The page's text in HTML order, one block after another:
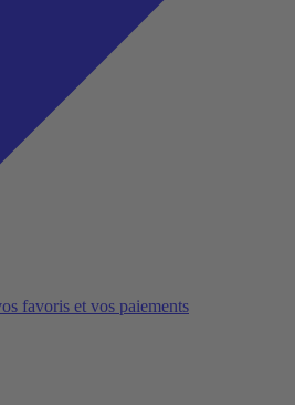
favoris et vos paiements